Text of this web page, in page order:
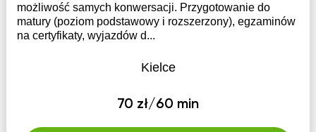
możliwość samych konwersacji. Przygotowanie do
matury (poziom podstawowy i rozszerzony), egzaminów
na certyfikaty, wyjazdów d...
Kielce
70 zł/60 min